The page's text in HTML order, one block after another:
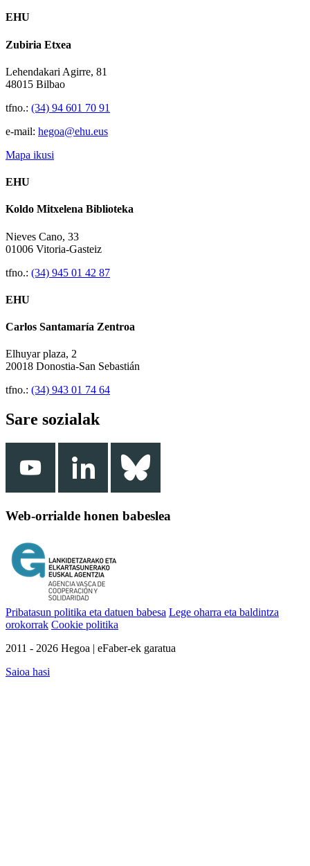
EHU
Zubiria Etxea
Lehendakari Agirre, 81
48015 Bilbao
tfno.: (34) 94 601 70 91
e-mail: hegoa@ehu.eus
Mapa ikusi
EHU
Koldo Mitxelena Biblioteka
Nieves Cano, 33
01006 Vitoria-Gasteiz
tfno.: (34) 945 01 42 87
EHU
Carlos Santamaría Zentroa
Elhuyar plaza, 2
20018 Donostia-San Sebastián
tfno.: (34) 943 01 74 64
Sare sozialak
Web-orrialde honen babeslea
Pribatasun politika eta datuen babesa Lege oharra eta baldintza
orokorrak Cookie politika
2011 - 2026 Hegoa | eFaber-ek garatua
Saioa hasi